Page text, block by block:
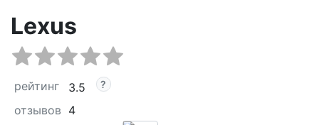
Lexus
рейтинг
3.5
отзывов 4